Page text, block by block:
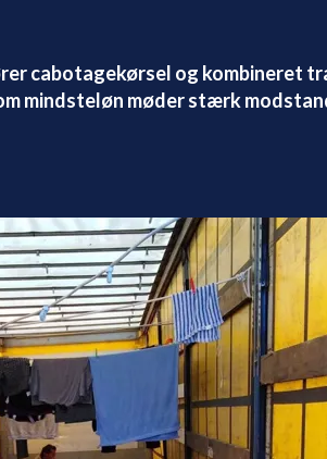
cabotagekørsel og kombineret
mindsteløn møder stærk